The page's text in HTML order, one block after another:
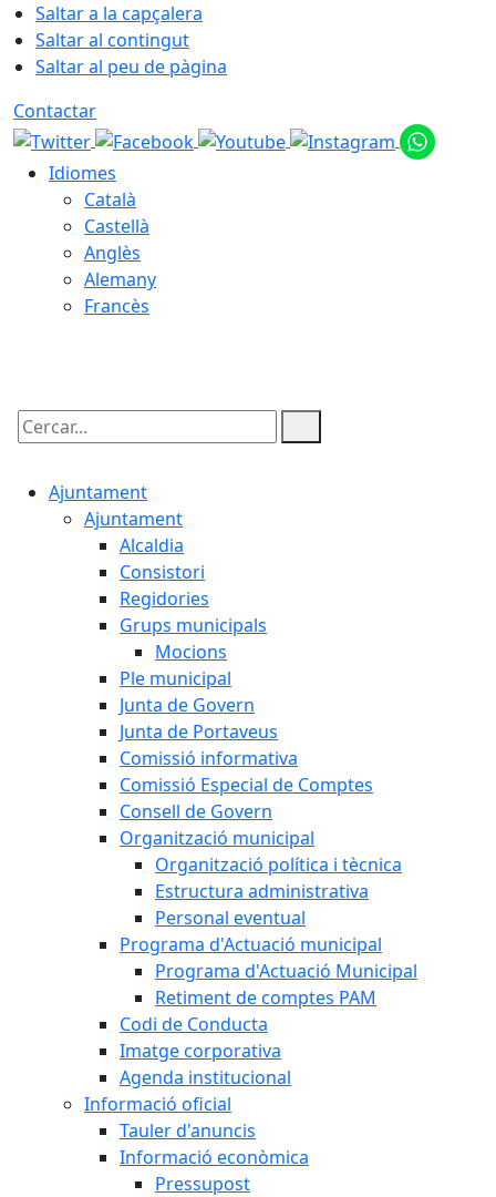
Saltar a la capçalera
Saltar al contingut
Saltar al peu de pàgina
Contactar
Idiomes
Català
Castellà
Anglès
Alemany
Francès
Cercar:
Ajuntament
Ajuntament
Alcaldia
Consistori
Regidories
Grups municipals
Mocions
Ple municipal
Junta de Govern
Junta de Portaveus
Comissió informativa
Comissió Especial de Comptes
Consell de Govern
Organització municipal
Organització política i tècnica
Estructura administrativa
Personal eventual
Programa d'Actuació municipal
Programa d'Actuació Municipal
Retiment de comptes PAM
Codi de Conducta
Imatge corporativa
Agenda institucional
Informació oficial
Tauler d'anuncis
Informació econòmica
Pressupost